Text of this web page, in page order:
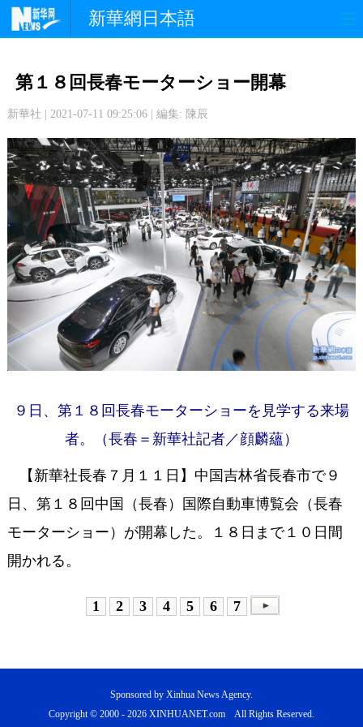
新華網日本語
中日交流 国 際 特 集
写 真
第１８回長春モーターショー開幕
新華社 | 2021-07-11 09:25:06 | 編集: 陳辰
９日、第１８回長春モーターショーを見学する来場
者。（長春＝新華社記者／顔麟蘊）
【新華社長春７月１１日】中国吉林省長春市で９
日、第１８回中国（長春）国際自動車博覧会（長春
モーターショー）が開幕した。１８日まで１０日間
開かれる。
1 2 3 4 5 6 7
Sponsored by Xinhua News Agency.
Copyright © 2000 - 2026 XINHUANET.com All Rights Reserved.